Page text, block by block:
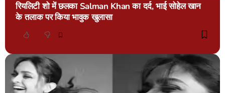
रियलिटी शो में छलका Salman Khan का दर्द, भाई सोहेल खान
के तलाक पर किया भावुक खुलासा